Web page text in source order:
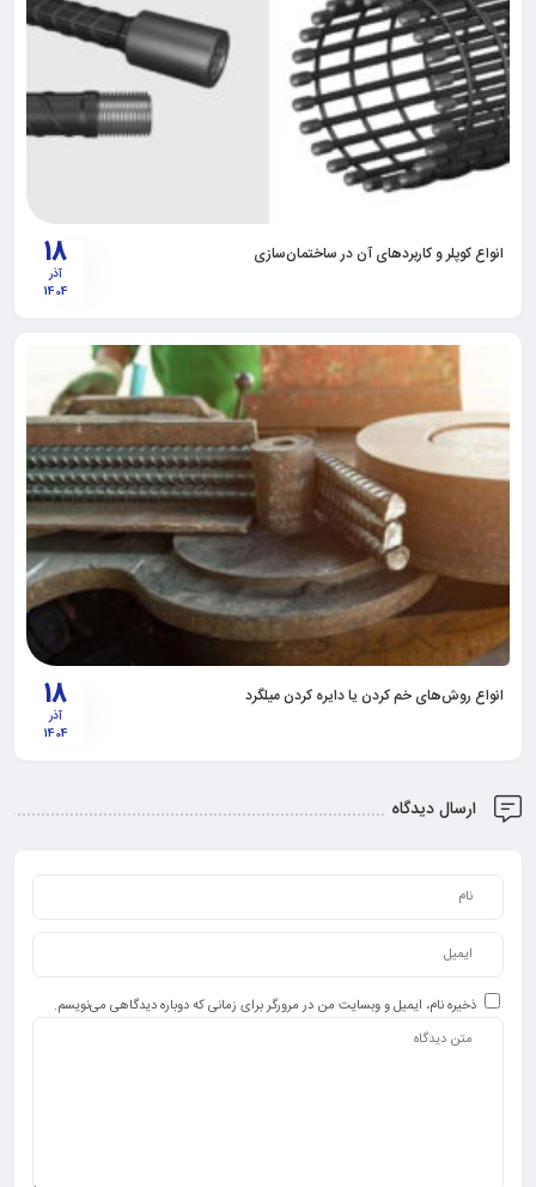
18
آذر
1404
انواع کوپلر و کاربرد‌های آن در ساختمان‌سازی
18
آذر
1404
انواع روش‌های خم کردن یا دایره کردن میلگرد
ارسال دیدگاه
ذخیره نام، ایمیل و وبسایت من در مرورگر برای زمانی که دوباره دیدگاهی می‌نویسم.